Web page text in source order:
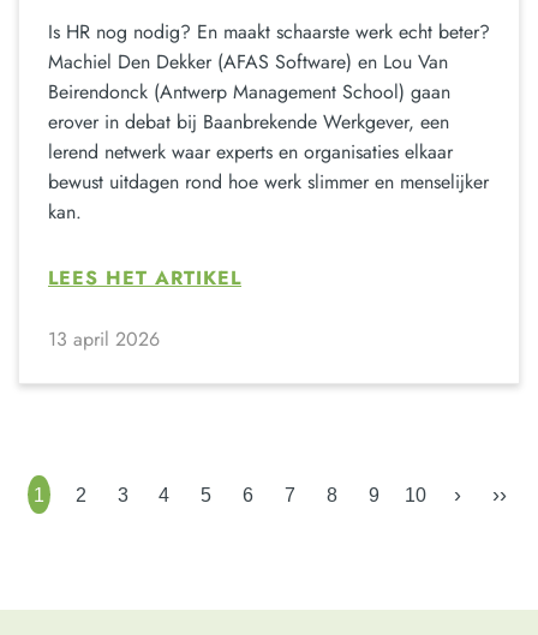
Is HR nog nodig? En maakt schaarste werk echt beter?
Machiel Den Dekker (AFAS Software) en Lou Van
Beirendonck (Antwerp Management School) gaan
erover in debat bij Baanbrekende Werkgever, een
lerend netwerk waar experts en organisaties elkaar
bewust uitdagen rond hoe werk slimmer en menselijker
kan.
LEES HET ARTIKEL
13 april 2026
1 2 3 4 5 6 7 8 9 10 › ››